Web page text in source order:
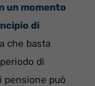
un momento
di
che basta
di
pensione può